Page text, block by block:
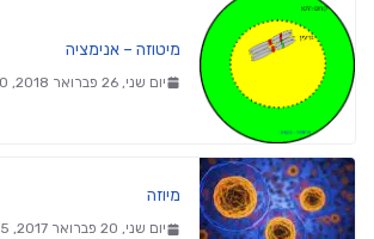
מיטוזה – אנימציה
יום שני, 26 פברואר 2018, 7:30
מיוזה
יום שני, 20 פברואר 2017, 7:25